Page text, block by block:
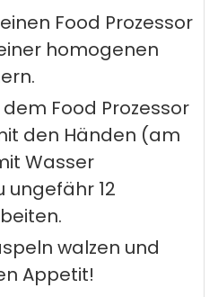
Food Prozessor
homogenen
Food Prozessor
den Händen (am
Wasser
ungefähr 12
walzen und
Appetit!